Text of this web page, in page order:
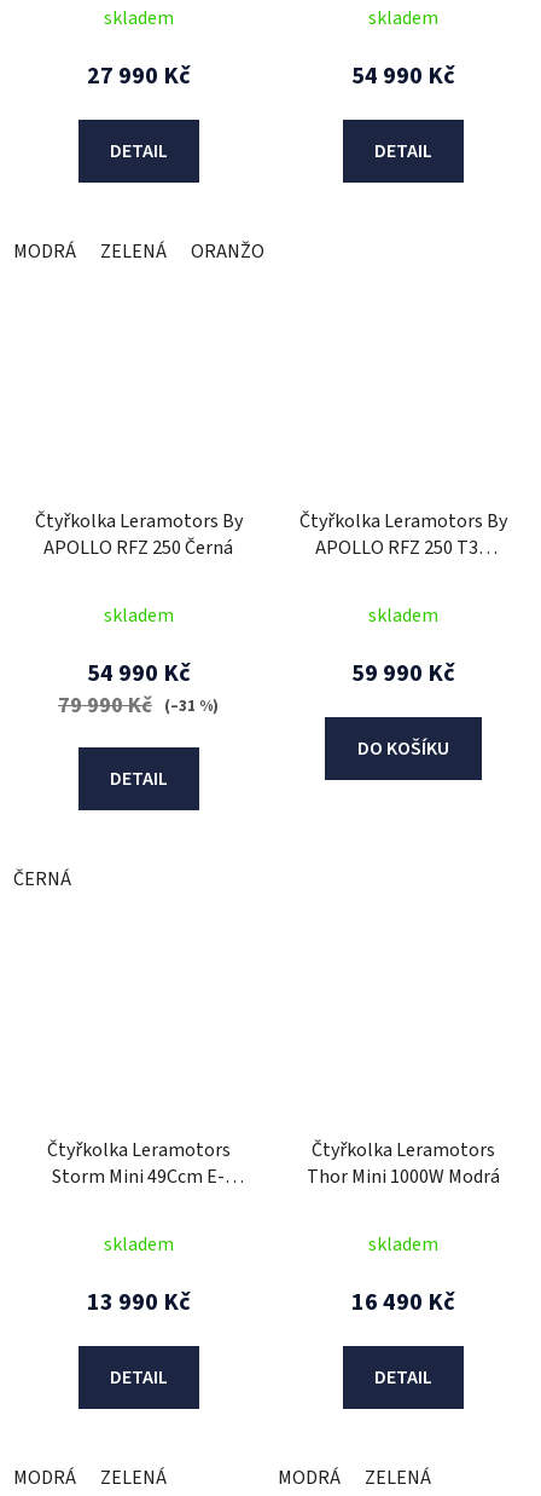
skladem
27 990 Kč
DETAIL
MODRÁ ZELENÁ ORANŽOVÁ
skladem
54 990 Kč
DETAIL
Čtyřkolka Leramotors By
APOLLO RFZ 250 Černá
skladem
54 990 Kč
79 990 Kč (–31 %)
DETAIL
ČERNÁ
Čtyřkolka Leramotors By
APOLLO RFZ 250 T3B
skladem
59 990 Kč
DO KOŠÍKU
Čtyřkolka Leramotors
Storm Mini 49Ccm E-
skladem
13 990 Kč
DETAIL
MODRÁ ZELENÁ
Čtyřkolka Leramotors
Thor Mini 1000W Modrá
skladem
16 490 Kč
DETAIL
MODRÁ ZELENÁ